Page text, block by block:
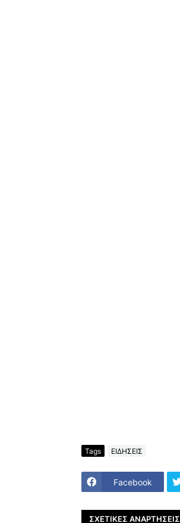
Tags ΕΙΔΗΣΕΙΣ
Facebook
ΣΧΕΤΙΚΈΣ ΑΝΑΡΤΉΣΕΙΣ